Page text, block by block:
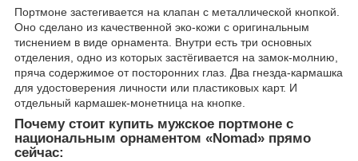
Портмоне застегивается на клапан с металлической кнопкой.
Оно сделано из качественной эко-кожи с оригинальным
тиснением в виде орнамента. Внутри есть три основных
отделения, одно из которых застёгивается на замок-молнию,
пряча содержимое от посторонних глаз. Два гнезда-кармашка
для удостоверения личности или пластиковых карт. И
отдельный кармашек-монетница на кнопке.
Почему стоит купить мужское портмоне с
национальным орнаментом «Nomad» прямо
сейчас: